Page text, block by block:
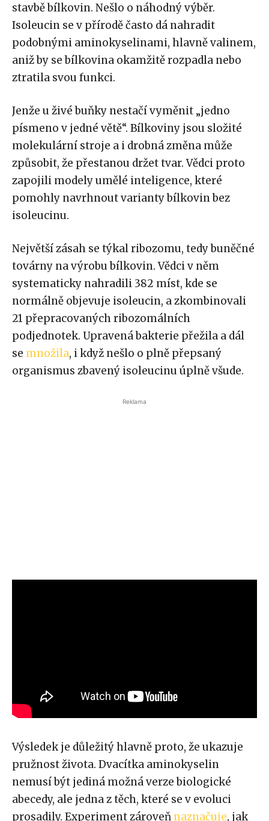
stavbě bílkovin. Nešlo o náhodný výběr.
Isoleucin se v přírodě často dá nahradit
podobnými aminokyselinami, hlavně valinem,
aniž by se bílkovina okamžitě rozpadla nebo
ztratila svou funkci.
Jenže u živé buňky nestačí vyměnit „jedno
písmeno v jedné větě“. Bílkoviny jsou složité
molekulární stroje a i drobná změna může
způsobit, že přestanou držet tvar. Vědci proto
zapojili modely umělé inteligence, které
pomohly navrhnout varianty bílkovin bez
isoleucinu.
Největší zásah se týkal ribozomu, tedy buněčné
továrny na výrobu bílkovin. Vědci v něm
systematicky nahradili 382 míst, kde se
normálně objevuje isoleucin, a zkombinovali
21 přepracovaných ribozomálních
podjednotek. Upravená bakterie přežila a dál
se množila, i když nešlo o plně přepsaný
organismus zbavený isoleucinu úplně všude.
Reklama
Výsledek je důležitý hlavně proto, že ukazuje
pružnost života. Dvacítka aminokyselin
nemusí být jediná možná verze biologické
abecedy, ale jedna z těch, které se v evoluci
prosadily. Experiment zároveň naznačuje, jak